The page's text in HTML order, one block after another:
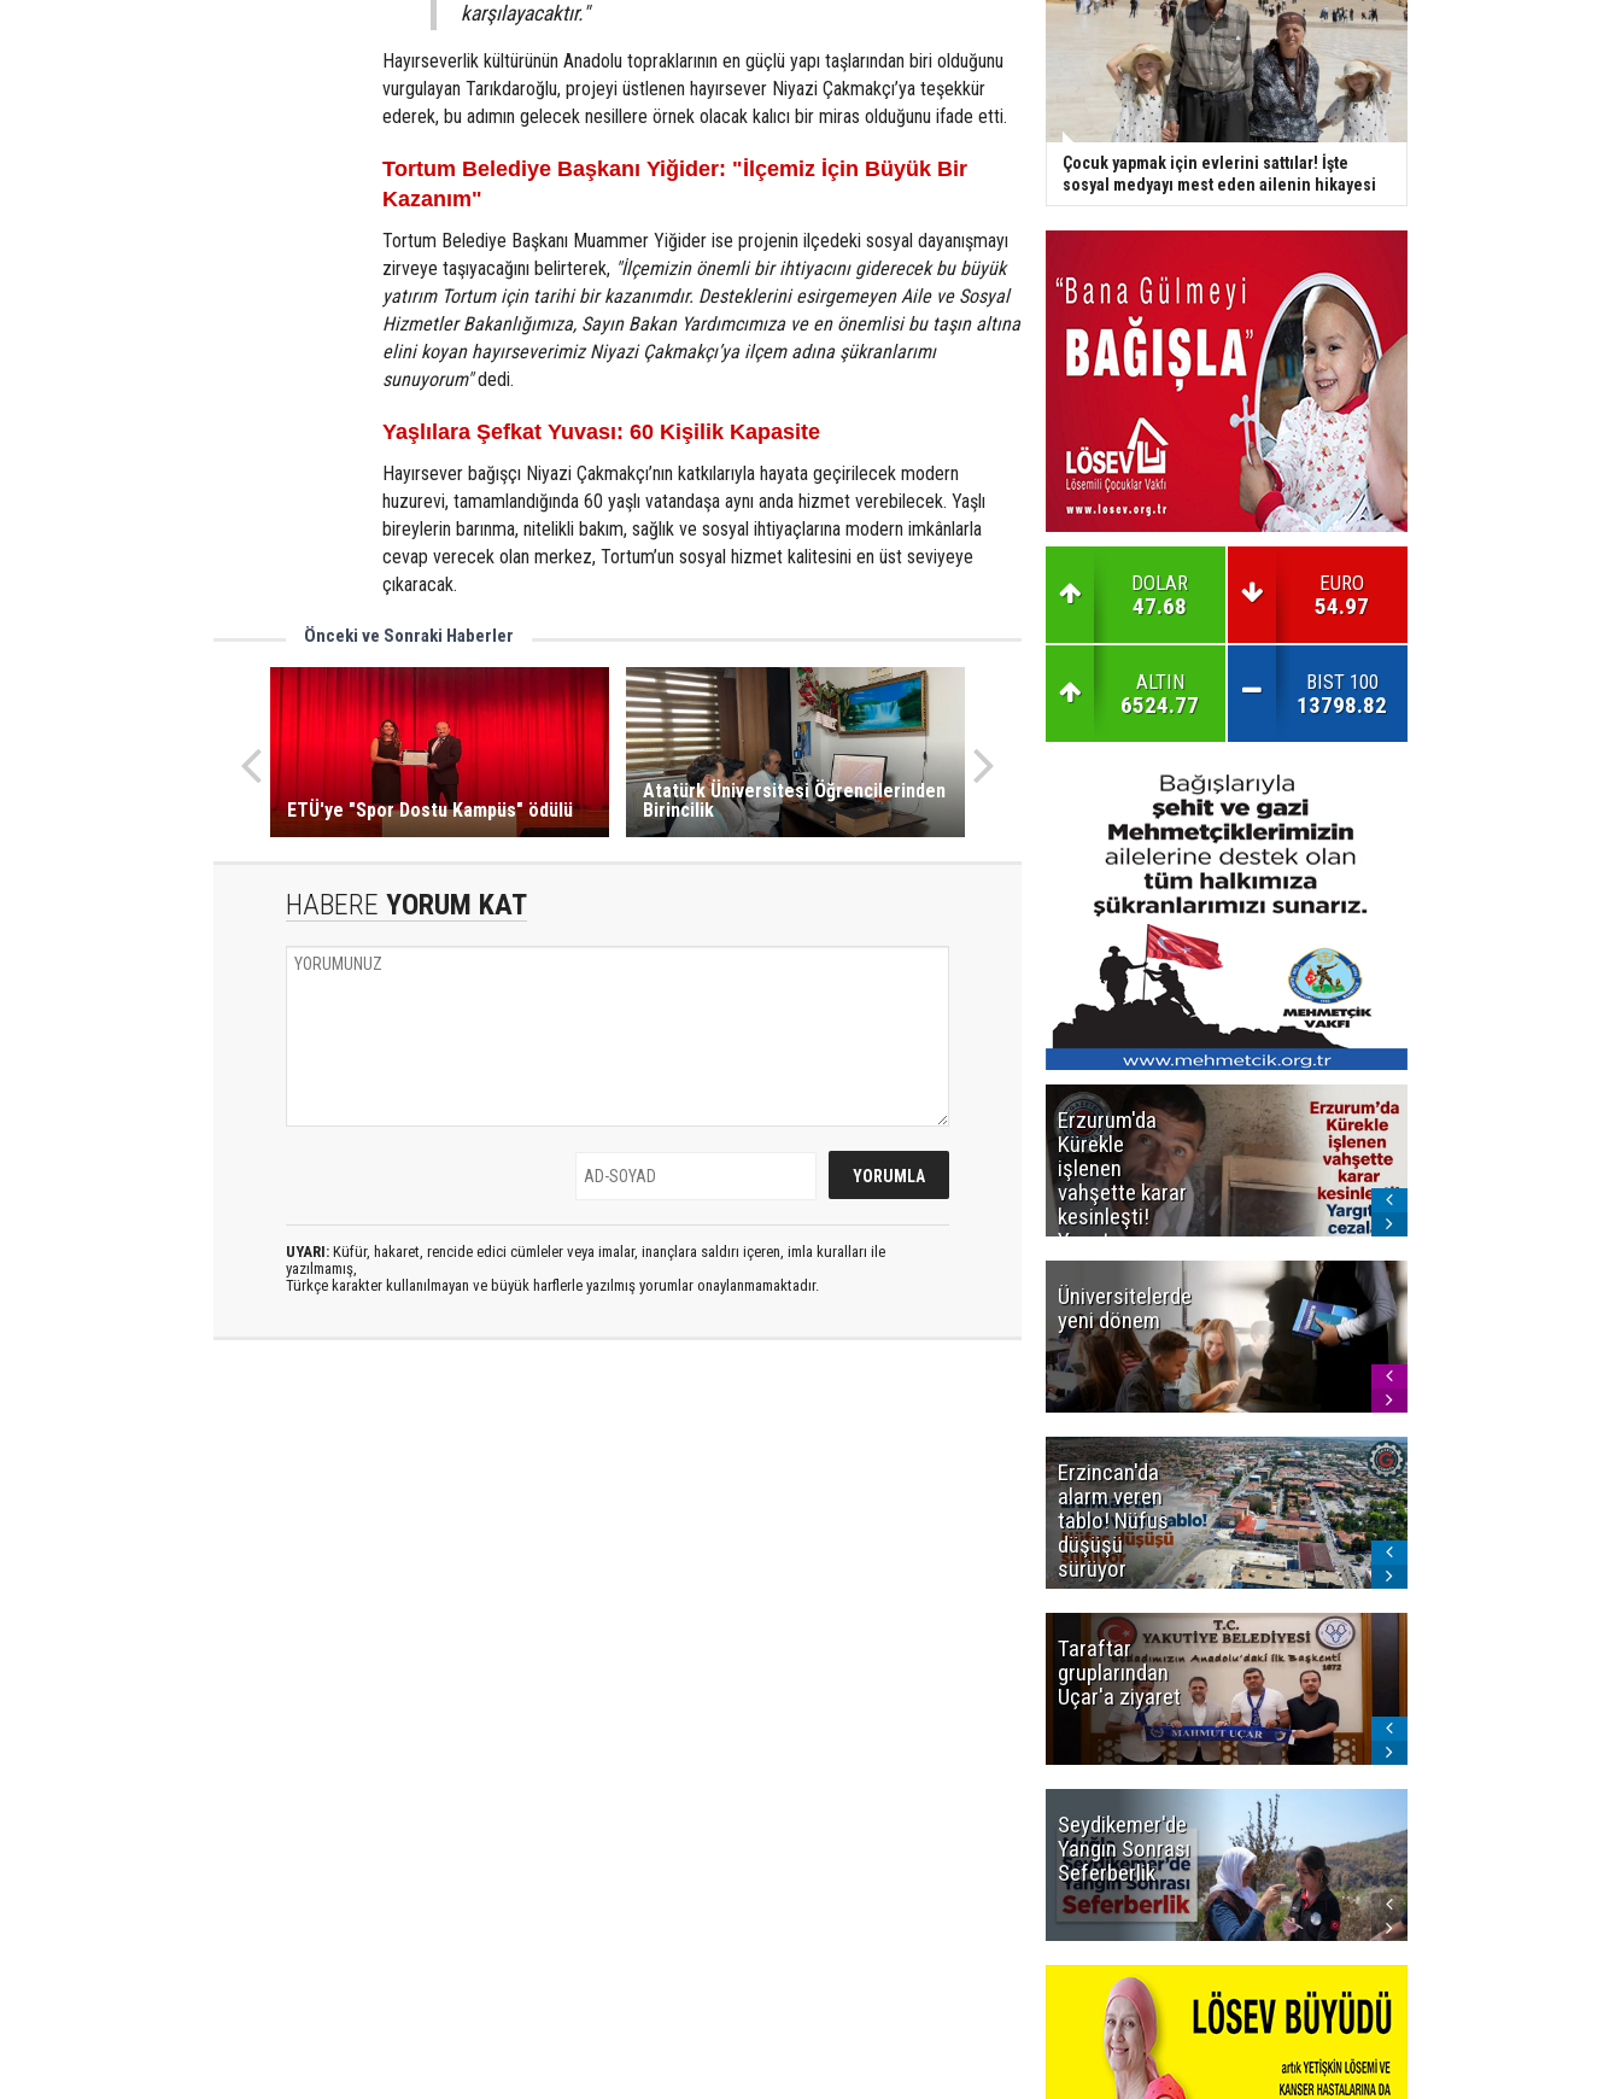
karşılayacaktır."
Hayırseverlik kültürünün Anadolu topraklarının en güçlü yapı taşlarından biri olduğunu
vurgulayan Tarıkdaroğlu, projeyi üstlenen hayırsever Niyazi Çakmakçı’ya teşekkür
ederek, bu adımın gelecek nesillere örnek olacak kalıcı bir miras olduğunu ifade etti.
Tortum Belediye Başkanı Yiğider: "İlçemiz İçin Büyük Bir
Kazanım"
Tortum Belediye Başkanı Muammer Yiğider ise projenin ilçedeki sosyal dayanışmayı
zirveye taşıyacağını belirterek, "İlçemizin önemli bir ihtiyacını giderecek bu büyük
yatırım Tortum için tarihi bir kazanımdır. Desteklerini esirgemeyen Aile ve Sosyal
Hizmetler Bakanlığımıza, Sayın Bakan Yardımcımıza ve en önemlisi bu taşın altına
elini koyan hayırseverimiz Niyazi Çakmakçı’ya ilçem adına şükranlarımı
sunuyorum"dedi.
Yaşlılara Şefkat Yuvası: 60 Kişilik Kapasite
Hayırsever bağışçı Niyazi Çakmakçı’nın katkılarıyla hayata geçirilecek modern
huzurevi, tamamlandığında 60 yaşlı vatandaşa aynı anda hizmet verebilecek. Yaşlı
bireylerin barınma, nitelikli bakım, sağlık ve sosyal ihtiyaçlarına modern imkânlarla
cevap verecek olan merkez, Tortum’un sosyal hizmet kalitesini en üst seviyeye
çıkaracak.
Önceki ve Sonraki Haberler
ETÜ'ye "Spor Dostu Kampüs" ödülü
Atatürk Üniversitesi Öğrencilerinden
Birincilik
HABERE YORUM KAT
UYARI: Küfür, hakaret, rencide edici cümleler veya imalar, inançlara saldırı içeren, imla kuralları ile
yazılmamış,
Türkçe karakter kullanılmayan ve büyük harflerle yazılmış yorumlar onaylanmamaktadır.
Çocuk yapmak için evlerini sattılar! İşte
sosyal medyayı mest eden ailenin hikayesi
DOLAR
47.68
EURO
54.97
ALTIN
6524.77
BIST 100
13798.82
Erzurum'da
Kürekle
işlenen
vahşette karar
kesinleşti!
Yargıtay
cezaları onadı
Üniversitelerde
yeni dönem
Erzincan'da
alarm veren
tablo! Nüfus
düşüşü
sürüyor
Taraftar
gruplarından
Uçar'a ziyaret
Seydikemer'de
Yangın Sonrası
Seferberlik